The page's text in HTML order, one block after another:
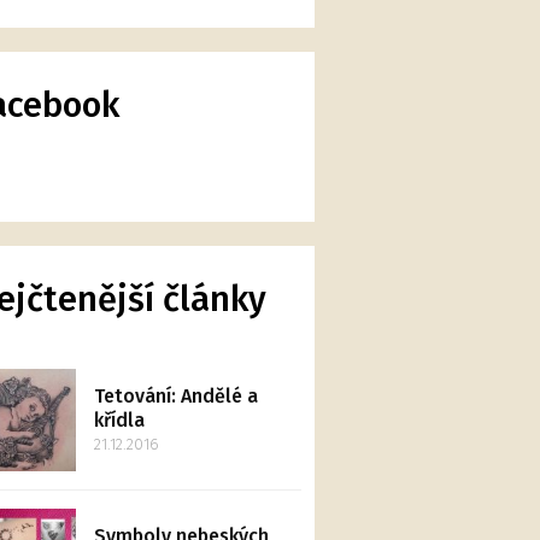
články
Tetování: Andělé a
křídla
21.12.2016